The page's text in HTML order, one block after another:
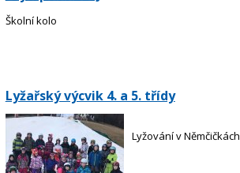
Školní kolo
Lyžařský výcvik 4. a 5. třídy
Lyžování v Němčičkách